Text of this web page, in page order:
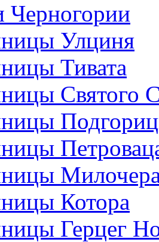
Черногории
Улциня
Тивата
Святого
Котора
Герцег